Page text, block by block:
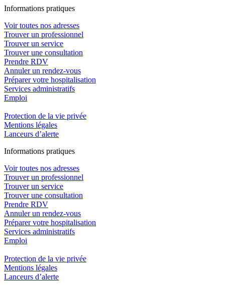
Informations pratiques
Voir toutes nos adresses
Trouver un professionnel
Trouver un service
Trouver une consultation
Prendre RDV
Annuler un rendez-vous
Préparer votre hospitalisation
Services administratifs
Emploi​
Protection de la vie privée
Mentions légales
Lanceurs d’alerte
Informations pratiques
Voir toutes nos adresses
Trouver un professionnel
Trouver un service
Trouver une consultation
Prendre RDV
Annuler un rendez-vous
Préparer votre hospitalisation
Services administratifs
Emploi​
Protection de la vie privée
Mentions légales
Lanceurs d’alerte